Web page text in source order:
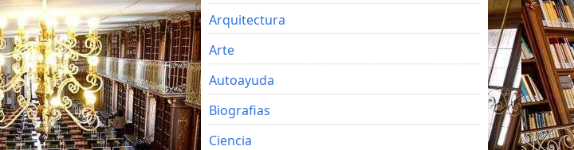
Arquitectura
Arte
Autoayuda
Biografias
Ciencia